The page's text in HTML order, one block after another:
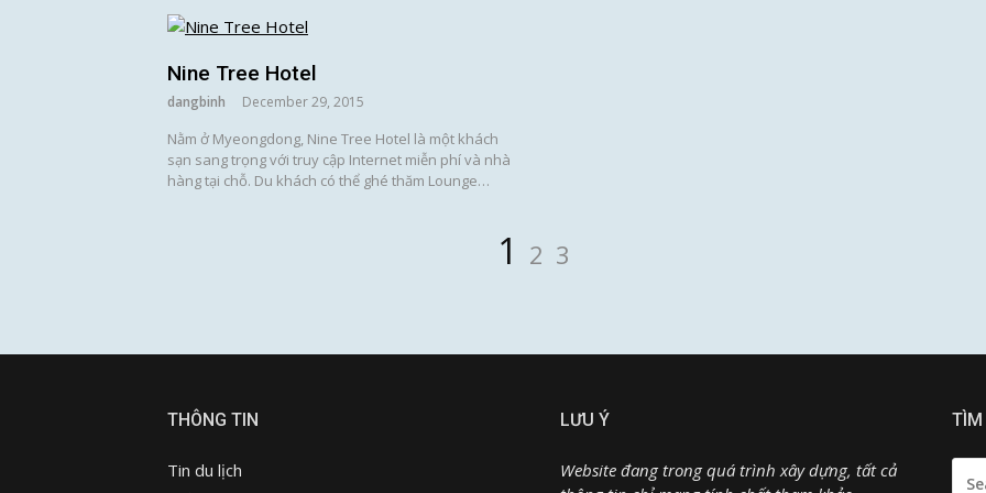
Nine Tree Hotel
dangbinh December 29, 2015
Nằm ở Myeongdong, Nine Tree Hotel là một khách
sạn sang trọng với truy cập Internet miễn phí và nhà
hàng tại chỗ. Du khách có thể ghé thăm Lounge…
Page
1 Page
2 Page
3
THÔNG TIN
Tin du lịch
LƯU Ý
Website đang trong quá trình xây dựng, tất cả
TÌM